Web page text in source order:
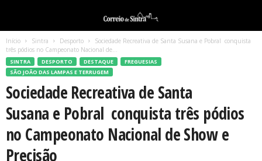
Início Sintra Desporto
Sociedade Recreativa de Santa Susana e Pobral conquista
três pódios no Campeonato Nacional de...
SINTRA DESPORTO DESTAQUE
FREGUESIAS
SÃO JOÃO DAS LAMPAS E TERRUGEM
Sociedade Recreativa de Santa
Susana e Pobral conquista três pódios
no Campeonato Nacional de Show e
Precisão